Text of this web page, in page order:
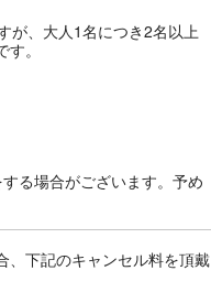
が、大人1名につき2名以上
。
る場合がございます。予め
、下記のキャンセル料を頂戴